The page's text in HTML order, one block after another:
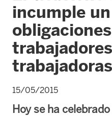
incumple
15/05/2015
Hoy se ha